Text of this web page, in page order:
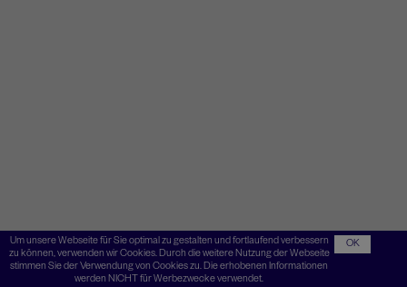
Um unsere Webseite für Sie optimal zu gestalten und fortlaufend verbessern
zu können, verwenden wir Cookies. Durch die weitere Nutzung der Webseite
stimmen Sie der Verwendung von Cookies zu. Die erhobenen Informationen
werden NICHT für Werbezwecke verwendet.
OK